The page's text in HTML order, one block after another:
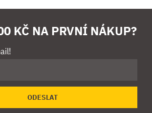
KČ NA PRVNÍ NÁKUP?
ODESLAT